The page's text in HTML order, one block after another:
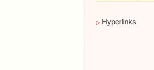
▷ Hyperlinks